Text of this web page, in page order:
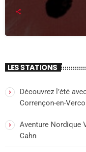
LES STATIONS
Découvrez l’été
Corrençon-en-
Aventure Nordique
Cahn